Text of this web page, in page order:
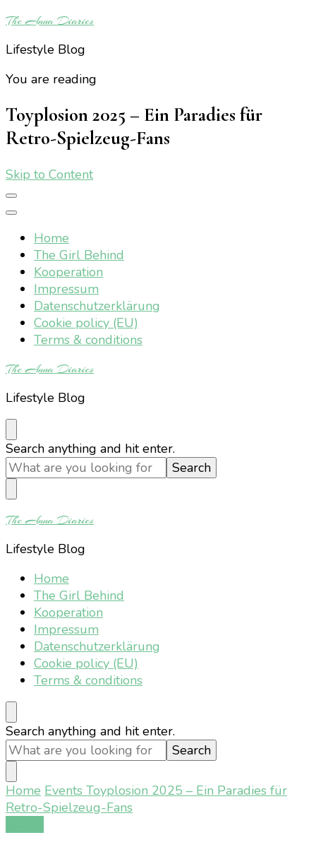
The Anna Diaries
Lifestyle Blog
You are reading
Toyplosion 2025 – Ein Paradies für
Retro-Spielzeug-Fans
Skip to Content
Home
The Girl Behind
Kooperation
Impressum
Datenschutzerklärung
Cookie policy (EU)
Terms & conditions
The Anna Diaries
Lifestyle Blog
Looking
for
Something?
Search anything and hit enter.
The Anna Diaries
Lifestyle Blog
Home
The Girl Behind
Kooperation
Impressum
Datenschutzerklärung
Cookie policy (EU)
Terms & conditions
Looking
for
Something?
Search anything and hit enter.
Home Events Toyplosion 2025 – Ein Paradies für
Retro-Spielzeug-Fans